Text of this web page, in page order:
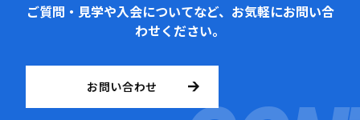
ご質問・見学や入会についてなど、お気軽にお問い合
わせください。
お問い合わせ